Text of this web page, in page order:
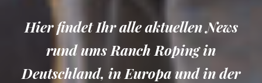
Hier findet Ihr alle aktuellen News
rund ums Ranch Roping in
Deutschland, in Europa und in der